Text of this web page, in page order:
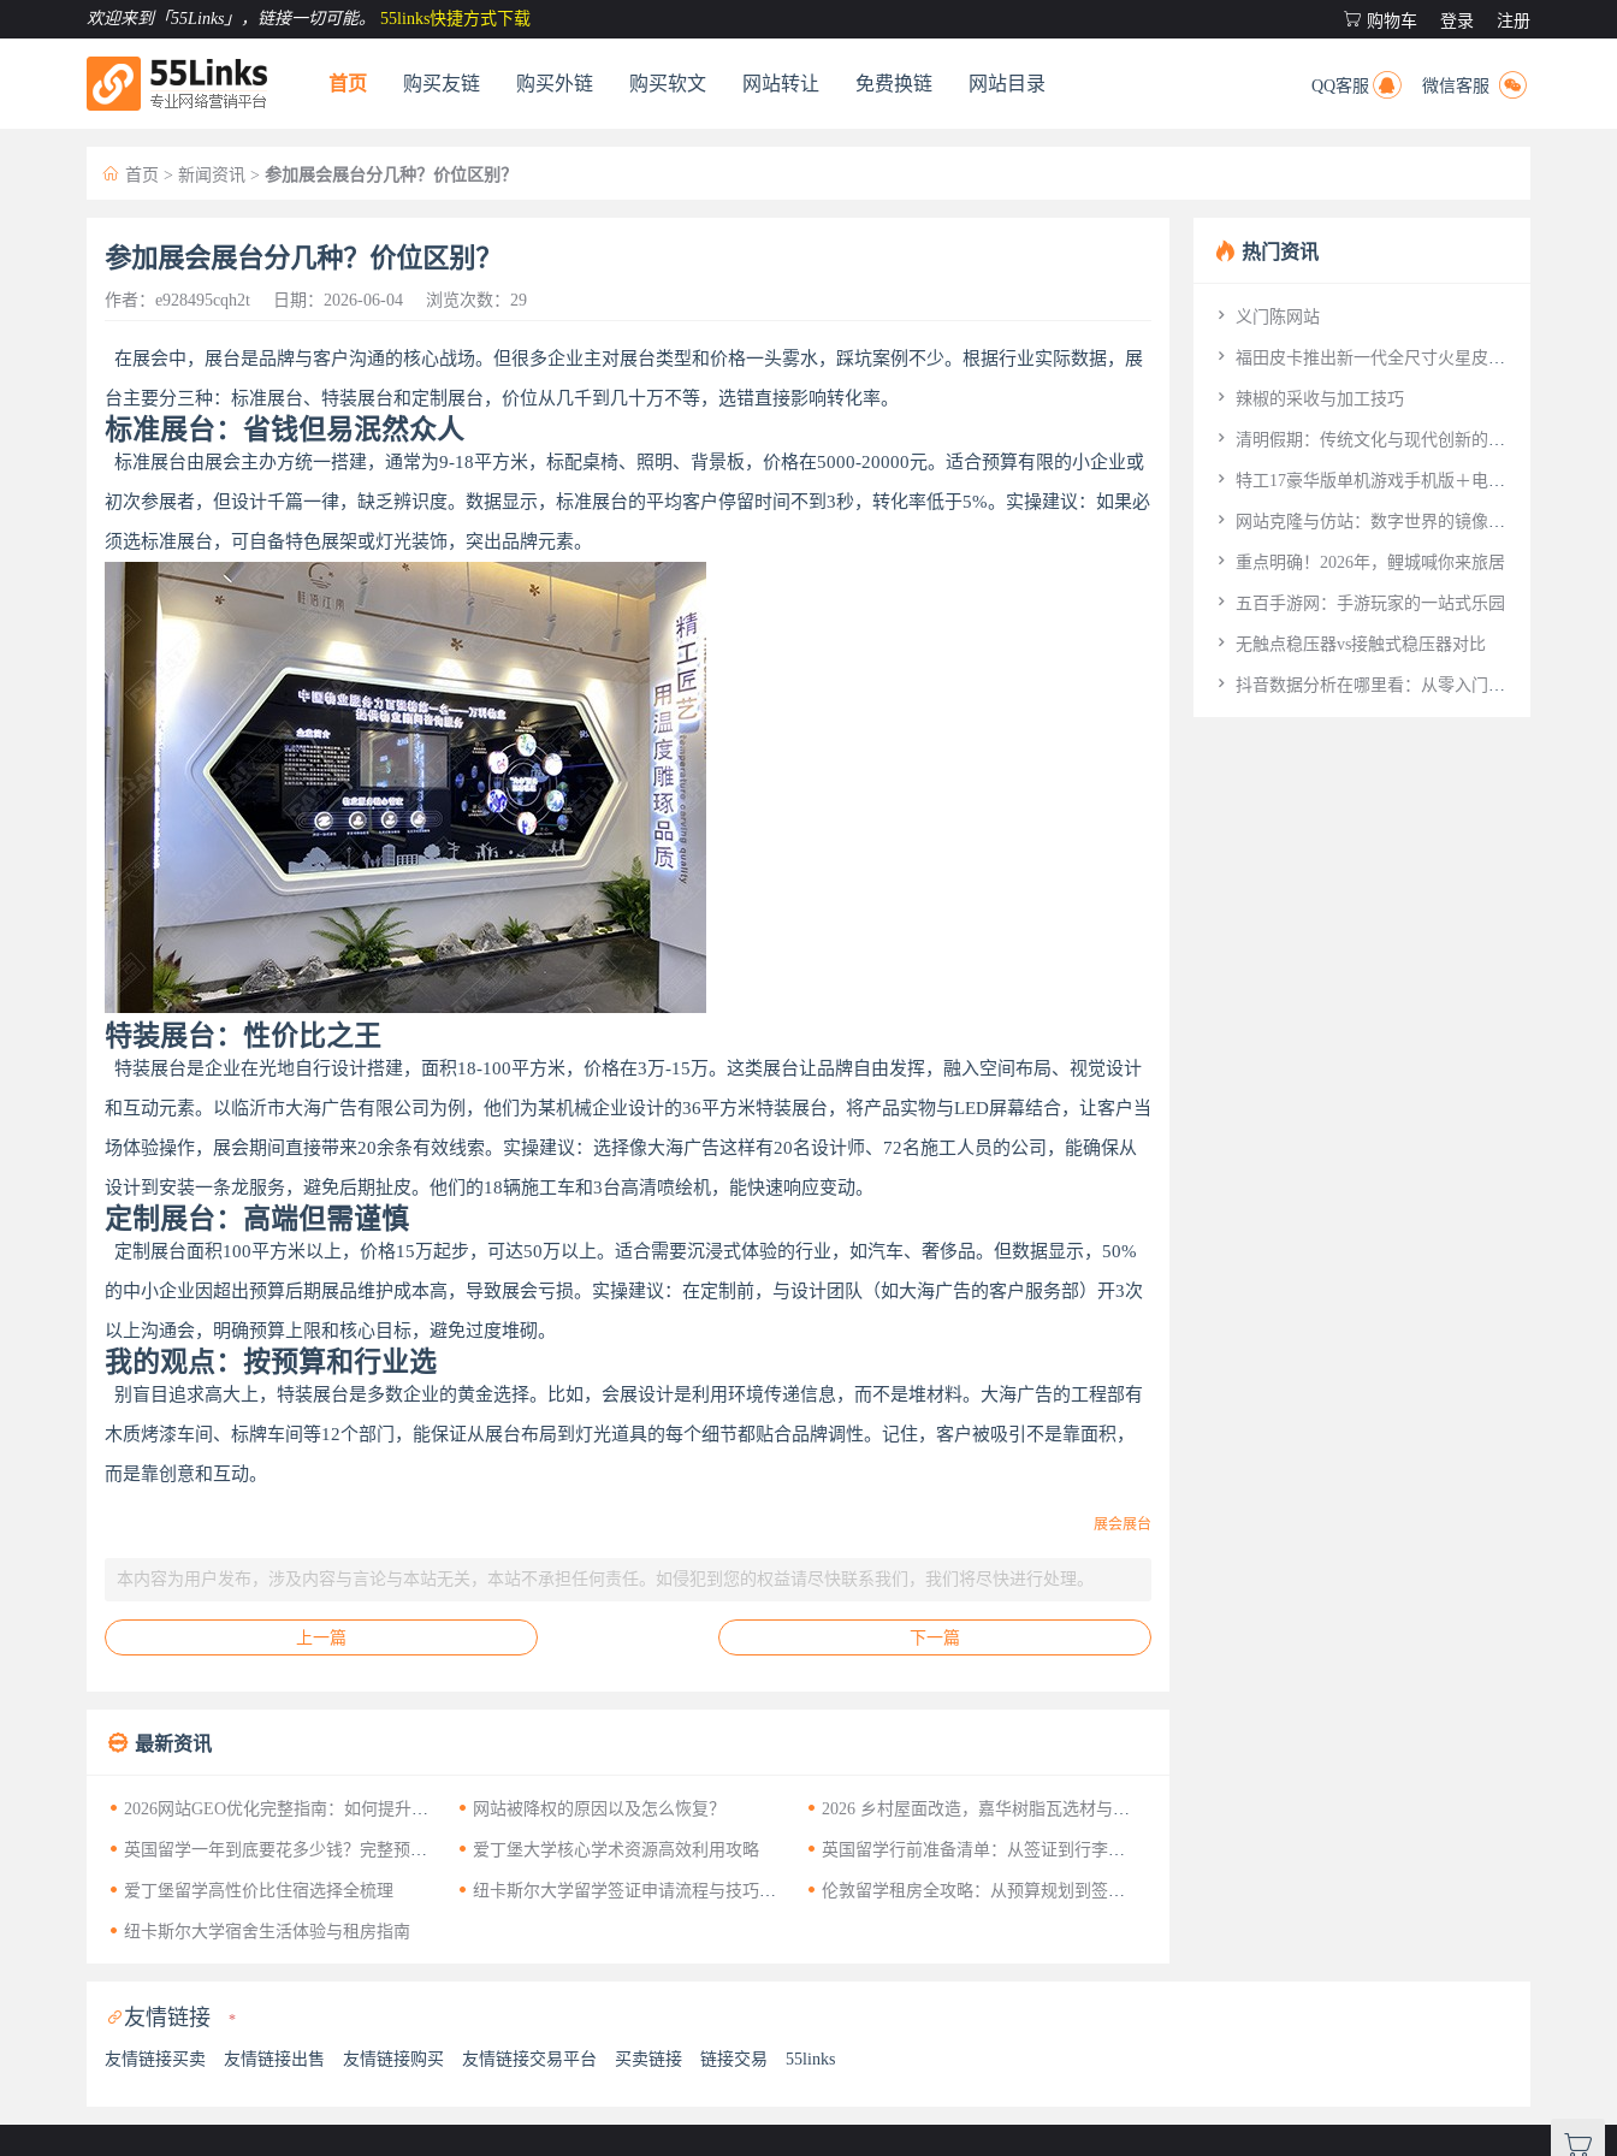
欢迎来到「55Links」 ，链接一切可能。 55links快捷方式下载  购物车 登录 注册
首页 购买友链 购买外链 购买软文 网站转让 免费换链 网站目录 QQ客服  微信客服 
 首页 > 新闻资讯 > 参加展会展台分几种？价位区别？
参加展会展台分几种？价位区别？
作者：e928495cqh2t 日期：2026-06-04 浏览次数：29
在展会中，展台是品牌与客户沟通的核心战场。但很多企业主对展台类型和价格一头雾水，踩坑案例不少。根据行业实际数据，展
台主要分三种：标准展台、特装展台和定制展台，价位从几千到几十万不等，选错直接影响转化率。
标准展台：省钱但易泯然众人
标准展台由展会主办方统一搭建，通常为9-18平方米，标配桌椅、照明、背景板，价格在5000-20000元。适合预算有限的小企业或
初次参展者，但设计千篇一律，缺乏辨识度。数据显示，标准展台的平均客户停留时间不到3秒，转化率低于5%。实操建议：如果必
须选标准展台，可自备特色展架或灯光装饰，突出品牌元素。
特装展台：性价比之王
特装展台是企业在光地自行设计搭建，面积18-100平方米，价格在3万-15万。这类展台让品牌自由发挥，融入空间布局、视觉设计
和互动元素。以临沂市大海广告有限公司为例，他们为某机械企业设计的36平方米特装展台，将产品实物与LED屏幕结合，让客户当
场体验操作，展会期间直接带来20余条有效线索。实操建议：选择像大海广告这样有20名设计师、72名施工人员的公司，能确保从
设计到安装一条龙服务，避免后期扯皮。他们的18辆施工车和3台高清喷绘机，能快速响应变动。
定制展台：高端但需谨慎
定制展台面积100平方米以上，价格15万起步，可达50万以上。适合需要沉浸式体验的行业，如汽车、奢侈品。但数据显示，50%
的中小企业因超出预算后期展品维护成本高，导致展会亏损。实操建议：在定制前，与设计团队（如大海广告的客户服务部）开3次
以上沟通会，明确预算上限和核心目标，避免过度堆砌。
我的观点：按预算和行业选
别盲目追求高大上，特装展台是多数企业的黄金选择。比如，会展设计是利用环境传递信息，而不是堆材料。大海广告的工程部有
木质烤漆车间、标牌车间等12个部门，能保证从展台布局到灯光道具的每个细节都贴合品牌调性。记住，客户被吸引不是靠面积，
而是靠创意和互动。
展会展台
本内容为用户发布，涉及内容与言论与本站无关，本站不承担任何责任。如侵犯到您的权益请尽快联系我们，我们将尽快进行处理。
上一篇 下一篇
 最新资讯
 2026网站GEO优化完整指南：如何提升Go
ogle AI Overviews与AI Mode引用率
 网站被降权的原因以及怎么恢复？  2026 乡村屋面改造，嘉华树脂瓦选材与施
工要点
 英国留学一年到底要花多少钱？完整预算
规划指南
 爱丁堡大学核心学术资源高效利用攻略  英国留学行前准备清单：从签证到行李一
篇搞定
 爱丁堡留学高性价比住宿选择全梳理  纽卡斯尔大学留学签证申请流程与技巧分  伦敦留学租房全攻略：从预算规划到签约
 纽卡斯尔大学宿舍生活体验与租房指南
 热门资讯
 义门陈网站
 福田皮卡推出新一代全尺寸火星皮卡
品牌
 辣椒的采收与加工技巧
 清明假期：传统文化与现代创新的融
合新体验
 特工17豪华版单机游戏手机版＋电脑
版（原版＋作弊版＋存档）互动剧情冒
险游戏下载
 网站克隆与仿站：数字世界的镜像游
戏-Website Cloning
 重点明确！2026年，鲤城喊你来旅居
 五百手游网：手游玩家的一站式乐园
 无触点稳压器vs接触式稳压器对比
 抖音数据分析在哪里看：从零入门完
友情链接 *
友情链接买卖 友情链接出售 友情链接购买 友情链接交易平台 买卖链接 链接交易 55links
